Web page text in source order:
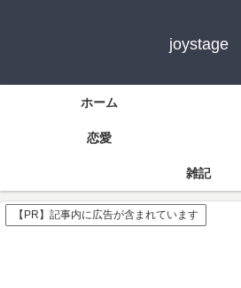
joystage
ホーム
恋愛
雑記
【PR】記事内に広告が含まれています